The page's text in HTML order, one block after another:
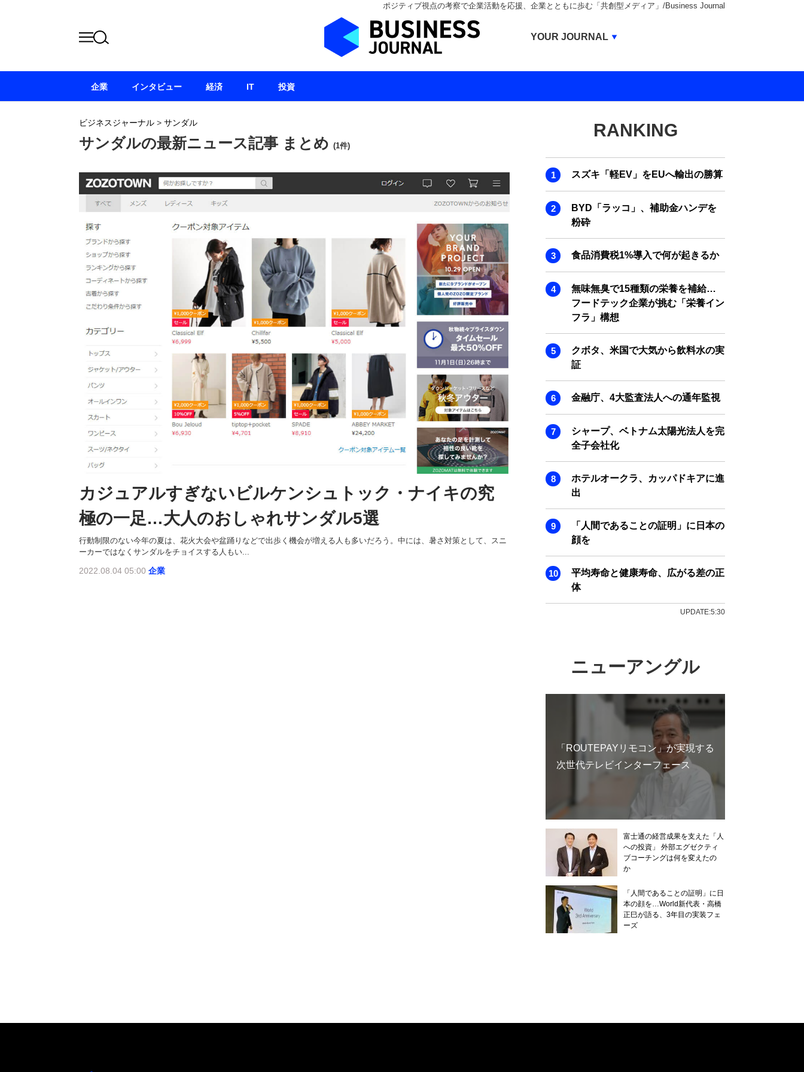
ポジティブ視点の考察で企業活動を応援、企業とともに歩む「共創型メディア」/Business Journal
ビジネスジャーナル > サンダル
サンダルの最新ニュース記事 まとめ (1件)
カジュアルすぎないビルケンシュトック・ナイキの究
極の一足…大人のおしゃれサンダル5選
行動制限のない今年の夏は、花火大会や盆踊りなどで出歩く機会が増える人も多いだろう。中には、暑さ対策として、スニ
ーカーではなくサンダルをチョイスする人もい...
2022.08.04 05:00 企業
RANKING
スズキ「軽EV」をEUへ輸出の勝算
BYD「ラッコ」、補助金ハンデを
粉砕
食品消費税1%導入で何が起きるか
無味無臭で15種類の栄養を補給…
フードテック企業が挑む「栄養イン
フラ」構想
クボタ、米国で大気から飲料水の実
証
金融庁、4大監査法人への通年監視
シャープ、ベトナム太陽光法人を完
全子会社化
ホテルオークラ、カッパドキアに進
出
「人間であることの証明」に日本の
顔を
平均寿命と健康寿命、広がる差の正
体
UPDATE:5:30
ニューアングル
「ROUTEPAYリモコン」が実現する
次世代テレビインターフェース
富士通の経営成果を支えた「人
への投資」 外部エグゼクティ
ブコーチングは何を変えたの
か
「人間であることの証明」に日
本の顔を…World新代表・高橋
正巳が語る、3年目の実装フェ
ーズ
企業 インタビュー 経済 IT 投資
YOUR JOURNAL
BUSINESS JOURNAL
IVS JOURNAL
ENERGY MANAGEMENT JOURNAL
INBOUND JOURNAL
LIFE ENDING JOURNAL
AI JOURNAL
REAL ESTATE BROKERAGE JOURNAL
SMART MARKETING JOURNAL
BPaaS JOURNAL
ADOPTABLE DOG JOURNAL